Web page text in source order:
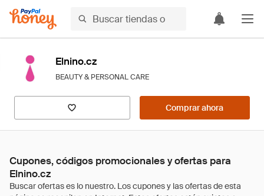
Elnino.cz
BEAUTY & PERSONAL CARE
Comprar ahora
Cupones, códigos promocionales y ofertas para
Elnino.cz